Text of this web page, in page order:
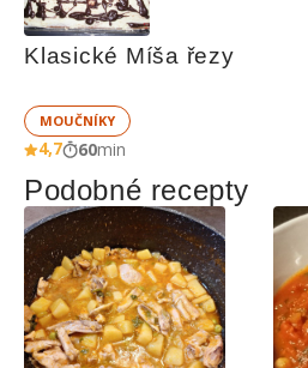
Klasické Míša řezy
MOUČNÍKY
4,7 60min
Podobné recepty